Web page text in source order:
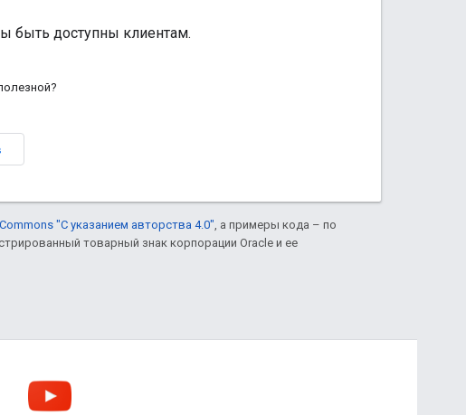
быть доступны клиентам.
"С указанием авторства 4.0", а примеры кода – по
товарный знак корпорации Oracle и ее